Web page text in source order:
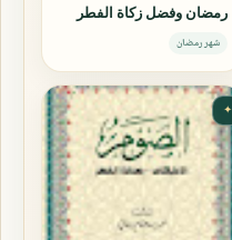
رمضان وفضل زكاة الفطر
شهر رمضان
✦